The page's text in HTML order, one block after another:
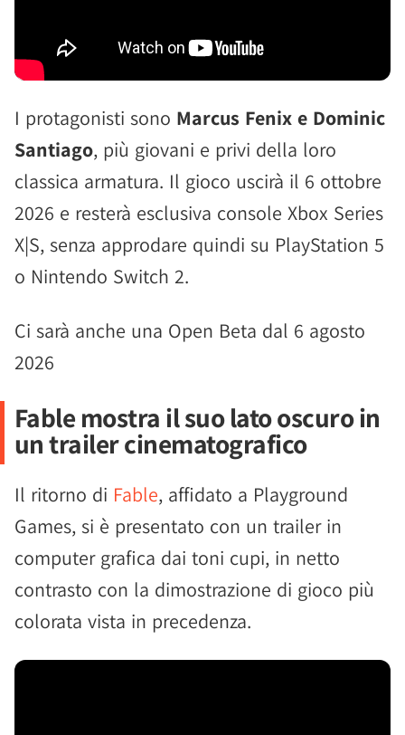
I protagonisti sono Marcus Fenix e Dominic
Santiago, più giovani e privi della loro
classica armatura. Il gioco uscirà il 6 ottobre
2026 e resterà esclusiva console Xbox Series
X|S, senza approdare quindi su PlayStation 5
o Nintendo Switch 2.
Ci sarà anche una Open Beta dal 6 agosto
2026
Fable mostra il suo lato oscuro in
un trailer cinematografico
Il ritorno di Fable, affidato a Playground
Games, si è presentato con un trailer in
computer grafica dai toni cupi, in netto
contrasto con la dimostrazione di gioco più
colorata vista in precedenza.